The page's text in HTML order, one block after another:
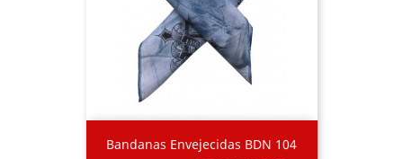
Bandanas Envejecidas BDN 104